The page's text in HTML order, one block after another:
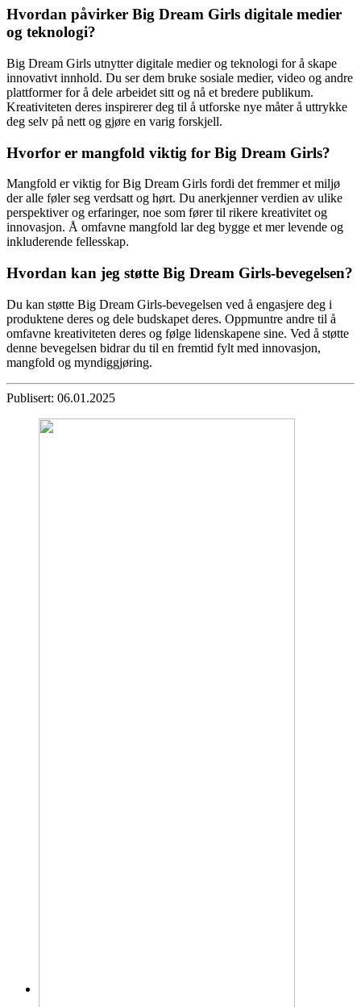
Hvordan påvirker Big Dream Girls digitale medier
og teknologi?
Big Dream Girls utnytter digitale medier og teknologi for å skape
innovativt innhold. Du ser dem bruke sosiale medier, video og andre
plattformer for å dele arbeidet sitt og nå et bredere publikum.
Kreativiteten deres inspirerer deg til å utforske nye måter å uttrykke
deg selv på nett og gjøre en varig forskjell.
Hvorfor er mangfold viktig for Big Dream Girls?
Mangfold er viktig for Big Dream Girls fordi det fremmer et miljø
der alle føler seg verdsatt og hørt. Du anerkjenner verdien av ulike
perspektiver og erfaringer, noe som fører til rikere kreativitet og
innovasjon. Å omfavne mangfold lar deg bygge et mer levende og
inkluderende fellesskap.
Hvordan kan jeg støtte Big Dream Girls-bevegelsen?
Du kan støtte Big Dream Girls-bevegelsen ved å engasjere deg i
produktene deres og dele budskapet deres. Oppmuntre andre til å
omfavne kreativiteten deres og følge lidenskapene sine. Ved å støtte
denne bevegelsen bidrar du til en fremtid fylt med innovasjon,
mangfold og myndiggjøring.
Publisert: 06.01.2025